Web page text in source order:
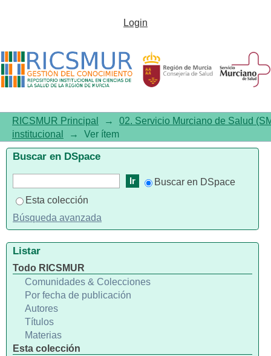
Memoria del Centro
Documentación Sanitaria. Año
2025
Login
RICSMUR Principal →
02. Servicio Murciano de Salud
institucional
→ Ver ítem
Buscar en DSpace
Buscar en DSpace
Esta colección
Búsqueda avanzada
Listar
Todo RICSMUR
Comunidades & Colecciones
Por fecha de publicación
Autores
Títulos
Materias
Esta colección